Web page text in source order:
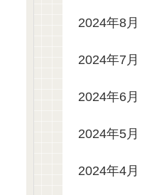
2024年8月
2024年7月
2024年6月
2024年5月
2024年4月